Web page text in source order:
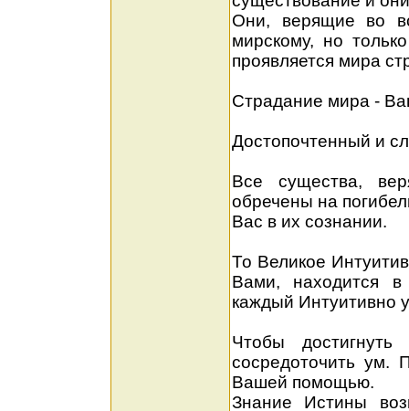
Они, верящие во
мирскому, но
проявляется мира
Страдание мира -
Достопочтенный и
Все существа,
обречены на
Вас в их сознании.
То Великое
Вами, находится в
каждый Интуитивно
Чтобы достигнуть
сосредоточить ум.
Вашей помощью.
Знание Истины